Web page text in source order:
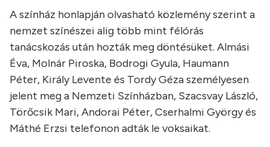
A színház honlapján olvasható közlemény szerint a
nemzet színészei alig több mint félórás
tanácskozás után hozták meg döntésüket. Almási
Éva, Molnár Piroska, Bodrogi Gyula, Haumann
Péter, Király Levente és Tordy Géza személyesen
jelent meg a Nemzeti Színházban, Szacsvay László,
Törőcsik Mari, Andorai Péter, Cserhalmi György és
Máthé Erzsi telefonon adták le voksaikat.